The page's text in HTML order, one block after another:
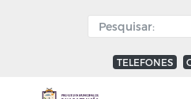
TELEFONES